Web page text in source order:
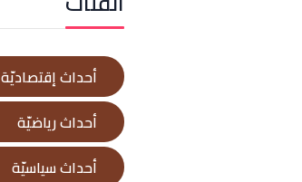
أحداث إقتصاديّة
أحداث رياضيّة
أحداث سياسيّة